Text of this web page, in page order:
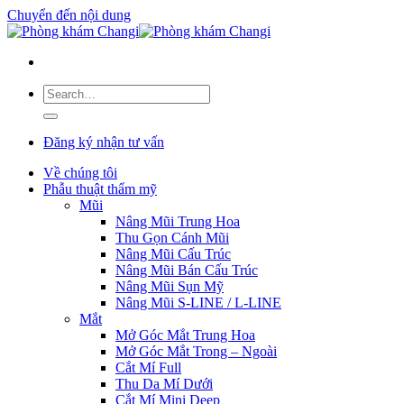
Chuyển đến nội dung
Đăng ký nhận tư vấn
Về chúng tôi
Phẫu thuật thẩm mỹ
Mũi
Nâng Mũi Trung Hoa
Thu Gọn Cánh Mũi
Nâng Mũi Cấu Trúc
Nâng Mũi Bán Cấu Trúc
Nâng Mũi Sụn Mỹ
Nâng Mũi S-LINE / L-LINE
Mắt
Mở Góc Mắt Trung Hoa
Mở Góc Mắt Trong – Ngoài
Cắt Mí Full
Thu Da Mí Dưới
Cắt Mí Mini Deep